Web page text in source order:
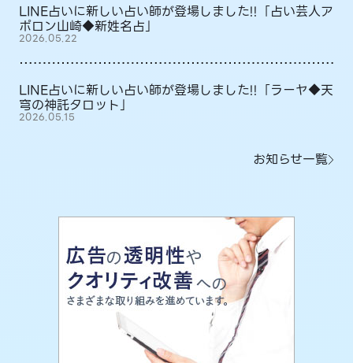
LINE占いに新しい占い師が登場しました!!「占い芸人ア
ポロン山崎◆新姓名占」
2026.05.22
LINE占いに新しい占い師が登場しました!!「ラーヤ◆天
穹の神託タロット」
2026.05.15
お知らせ一覧